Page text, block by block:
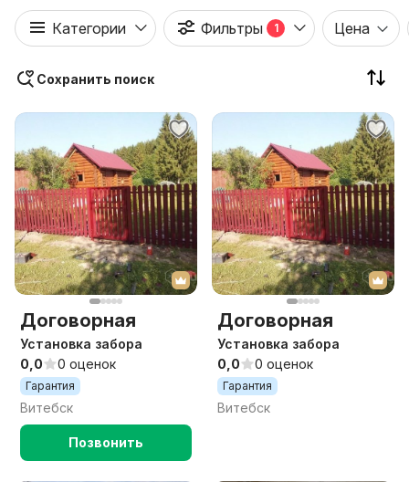
Категории Фильтры 1 Цена
Сохранить поиск
Договорная
Установка забора
0,0
0 оценок
Гарантия
Витебск
Позвонить
Договорная
Установка забора
0,0
0 оценок
Гарантия
Витебск